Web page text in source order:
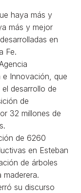
haya más y
más y mejor
en
Fe.
e Innovación, que
desarrollo de
de
32 millones de
de 6260
en Esteban
de árboles
maderera.
su discurso